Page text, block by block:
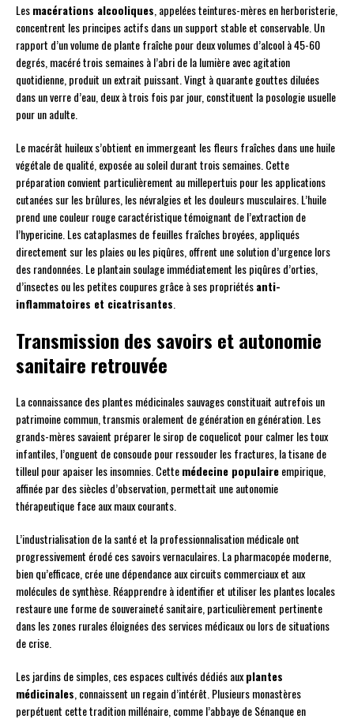
Lesmacérations alcooliques , appelées teintures-mères en herboristerie,
concentrent les principes actifs dans un support stable et conservable. Un
rapport d’un volume de plante fraîche pour deux volumes d’alcool à 45-60
degrés, macéré trois semaines à l’abri de la lumière avec agitation
quotidienne, produit un extrait puissant. Vingt à quarante gouttes diluées
dans un verre d’eau, deux à trois fois par jour, constituent la posologie usuelle
pour un adulte.
Le macérât huileux s’obtient en immergeant les fleurs fraîches dans une huile
végétale de qualité, exposée au soleil durant trois semaines. Cette
préparation convient particulièrement au millepertuis pour les applications
cutanées sur les brûlures, les névralgies et les douleurs musculaires. L’huile
prend une couleur rouge caractéristique témoignant de l’extraction de
l’hypericine. Les cataplasmes de feuilles fraîches broyées, appliqués
directement sur les plaies ou les piqûres, offrent une solution d’urgence lors
des randonnées. Le plantain soulage immédiatement les piqûres d’orties,
d’insectes ou les petites coupures grâce à ses propriétésanti-
inflammatoires et cicatrisantes
Transmission des savoirs et autonomie
sanitaire retrouvée
La connaissance des plantes médicinales sauvages constituait autrefois un
patrimoine commun, transmis oralement de génération en génération. Les
grands-mères savaient préparer le sirop de coquelicot pour calmer les toux
infantiles, l’onguent de consoude pour ressouder les fractures, la tisane de
tilleul pour apaiser les insomnies. Cettemédecine populaireempirique,
affinée par des siècles d’observation, permettait une autonomie
thérapeutique face aux maux courants.
L’industrialisation de la santé et la professionnalisation médicale ont
progressivement érodé ces savoirs vernaculaires. La pharmacopée moderne,
bien qu’efficace, crée une dépendance aux circuits commerciaux et aux
molécules de synthèse. Réapprendre à identifier et utiliser les plantes locales
restaure une forme de souveraineté sanitaire, particulièrement pertinente
dans les zones rurales éloignées des services médicaux ou lors de situations
de crise.
Les jardins de simples, ces espaces cultivés dédiés auxplantes
médicinales , connaissent un regain d’intérêt. Plusieurs monastères
perpétuent cette tradition millénaire, comme l’abbaye de Sénanque en